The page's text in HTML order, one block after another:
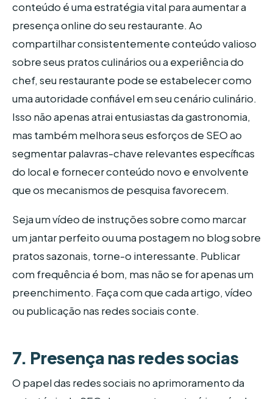
conteúdo é uma estratégia vital para aumentar a
presença online do seu restaurante. Ao
compartilhar consistentemente conteúdo valioso
sobre seus pratos culinários ou a experiência do
chef, seu restaurante pode se estabelecer como
uma autoridade confiável em seu cenário culinário.
Isso não apenas atrai entusiastas da gastronomia,
mas também melhora seus esforços de SEO ao
segmentar palavras-chave relevantes específicas
do local e fornecer conteúdo novo e envolvente
que os mecanismos de pesquisa favorecem.
Seja um vídeo de instruções sobre como marcar
um jantar perfeito ou uma postagem no blog sobre
pratos sazonais, torne-o interessante. Publicar
com frequência é bom, mas não se for apenas um
preenchimento. Faça com que cada artigo, vídeo
ou publicação nas redes sociais conte.
7. Presença nas redes socias
O papel das redes sociais no aprimoramento da